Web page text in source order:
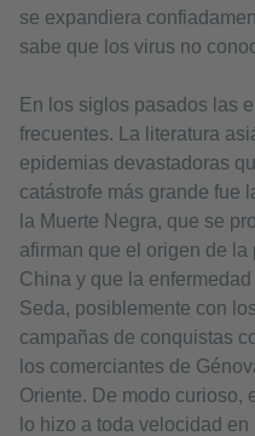
se expandiera
sabe que los virus no
En los siglos pasados las
frecuentes. La literatura
epidemias devastadoras
catástrofe más grande fue
la Muerte Negra, que se
afirman que el origen de
China y que la
Seda, posiblemente con
campañas de conquistas
los comerciantes de
Oriente. De modo curioso,
lo hizo a toda velocidad